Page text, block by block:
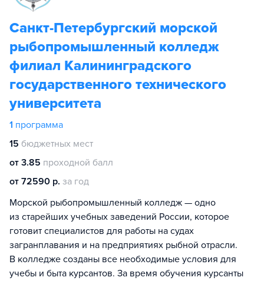
Санкт-Петербургский морской
рыбопромышленный колледж
филиал Калининградского
государственного технического
университета
1 программа
15 бюджетных мест
от 3.85 проходной балл
от 72590 р. за год
Морской рыбопромышленный колледж — одно
из старейших учебных заведений России, которое
готовит специалистов для работы на судах
загранплавания и на предприятиях рыбной отрасли.
В колледже созданы все необходимые условия для
учебы и быта курсантов. За время обучения курсанты